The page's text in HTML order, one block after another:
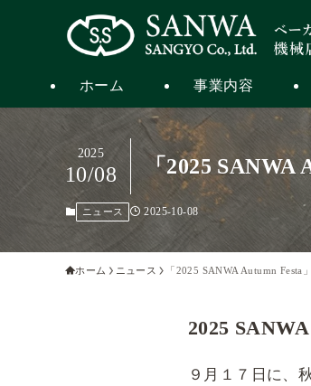
ホーム 事業内容
「2025
2025
10/08
ニュース 2025-10-08
ホーム ニュース 「2025 SANWA Autumn Festa
2025
９月１７日に、